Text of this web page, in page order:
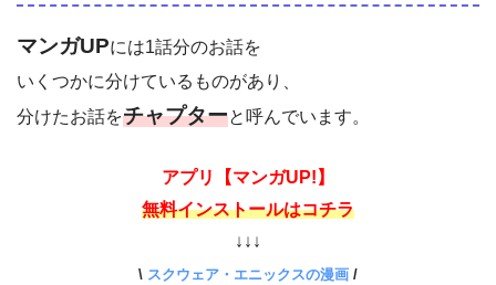
マンガUPには1話分のお話を
いくつかに分けているものがあり、
分けたお話をチャプターと呼んでいます。
アプリ【マンガUP!】
無料インストールはコチラ
↓↓↓
\ スクウェア・エニックスの漫画 /